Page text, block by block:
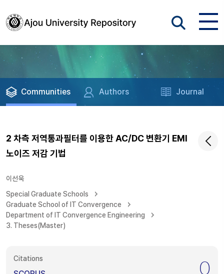
Communities Authors Journal
2 차측 저역통과필터를 이용한 AC/DC 변환기 EMI
노이즈 저감 기법
이선욱
Special Graduate Schools
Graduate School of IT Convergence
Department of IT Convergence Engineering
3. Theses(Master)
Citations
0